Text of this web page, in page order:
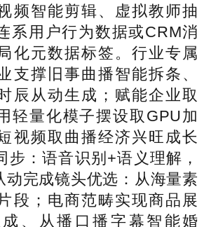
频智能剪辑、虚拟教师抽
系用户行为数据或CRM消
化元数据标签。行业专属
支撑旧事曲播智能拆条、
辰从动生成；赋能企业取
轻量化模子摆设取GPU加
视频取曲播经济兴旺成长
步：语音识别+语义理解，
动完成镜头优选：从海量素
段；电商范畴实现商品展
、从播口播字幕智能婚